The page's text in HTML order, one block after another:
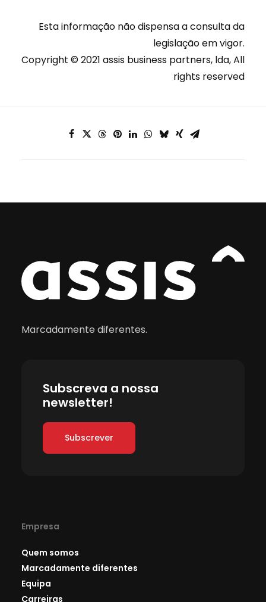
Esta informação não dispensa a consulta da
legislação em vigor.
Copyright © 2021 assis business partners, lda, All
rights reserved
Marcadamente diferentes.
Subscreva a nossa
newsletter!
Subscrever
Empresa
Quem somos
Marcadamente diferentes
Equipa
Carreiras